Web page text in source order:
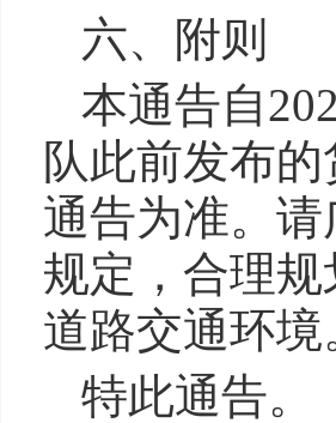
六、附则
本通告自
队此前发布
通告为准。
规定，合理
道路交通环境
特此通告。